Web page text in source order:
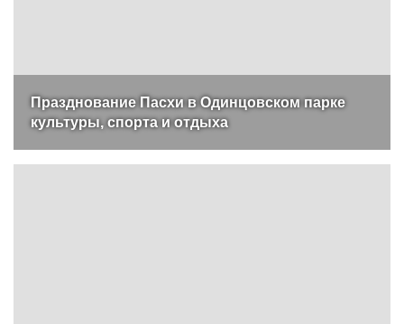
Празднование Пасхи в Одинцовском парке
культуры, спорта и отдыха